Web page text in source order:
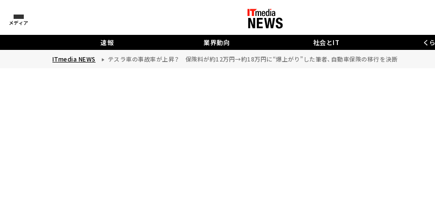
メディア
速報 業界動向 社会とIT く
ITmedia NEWS テスラ車の事故率が上昇？ 保険料が約12万円→約18万円に“爆上がり”した筆者、自動車保険の移行を決断